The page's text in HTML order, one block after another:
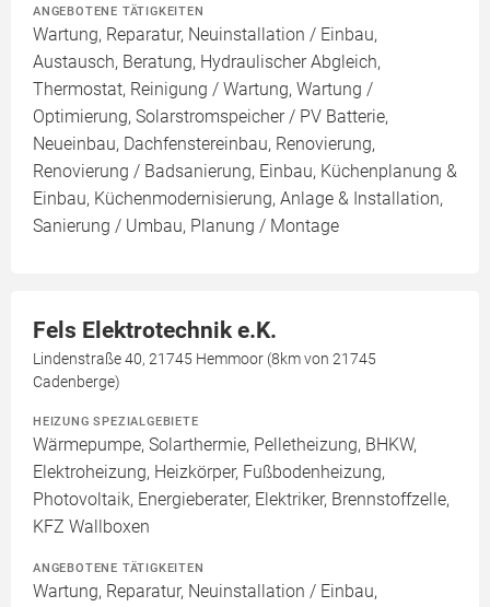
ANGEBOTENE TÄTIGKEITEN
Wartung, Reparatur, Neuinstallation / Einbau,
Austausch, Beratung, Hydraulischer Abgleich,
Thermostat, Reinigung / Wartung, Wartung /
Optimierung, Solarstromspeicher / PV Batterie,
Neueinbau, Dachfenstereinbau, Renovierung,
Renovierung / Badsanierung, Einbau, Küchenplanung &
Einbau, Küchenmodernisierung, Anlage & Installation,
Sanierung / Umbau, Planung / Montage
Fels Elektrotechnik e.K.
Lindenstraße 40, 21745 Hemmoor (8km von 21745
Cadenberge)
HEIZUNG SPEZIALGEBIETE
Wärmepumpe, Solarthermie, Pelletheizung, BHKW,
Elektroheizung, Heizkörper, Fußbodenheizung,
Photovoltaik, Energieberater, Elektriker, Brennstoffzelle,
KFZ Wallboxen
ANGEBOTENE TÄTIGKEITEN
Wartung, Reparatur, Neuinstallation / Einbau,